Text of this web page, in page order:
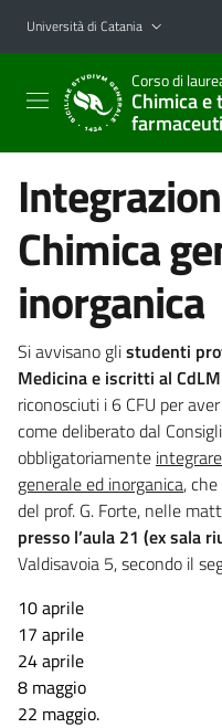
Vai al contenuto principale
Vai al menu di navigazione
Università di Catania
Corso di
Chimica e
Chimica
inorganica
Si avvisano glistudenti
Medicina e iscritti al CdLM
riconosciuti i 6 CFU per
come deliberato dal
obbligatoriamente
generale ed inorganica,
del prof. G. Forte, nelle
presso l’aula 21 (ex sala
Valdisavoia 5, secondo il
10 aprile
17 aprile
24 aprile
8 maggio
22 maggio.